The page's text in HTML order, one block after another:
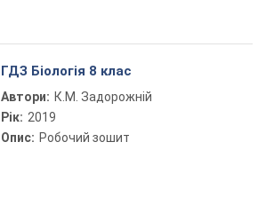
ГДЗ Біологія 8 клас
Автори: К.М. Задорожній
Рік: 2019
Опис: Робочий зошит